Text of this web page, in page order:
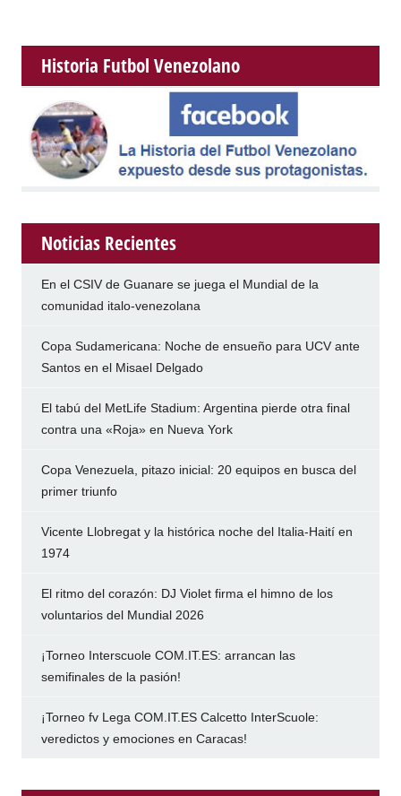
Historia Futbol Venezolano
Noticias Recientes
En el CSIV de Guanare se juega el Mundial de la
comunidad italo-venezolana
Copa Sudamericana: Noche de ensueño para UCV ante
Santos en el Misael Delgado
El tabú del MetLife Stadium: Argentina pierde otra final
contra una «Roja» en Nueva York
Copa Venezuela, pitazo inicial: 20 equipos en busca del
primer triunfo
Vicente Llobregat y la histórica noche del Italia-Haití en
1974
El ritmo del corazón: DJ Violet firma el himno de los
voluntarios del Mundial 2026
¡Torneo Interscuole COM.IT.ES: arrancan las
semifinales de la pasión!
¡Torneo fv Lega COM.IT.ES Calcetto InterScuole:
veredictos y emociones en Caracas!